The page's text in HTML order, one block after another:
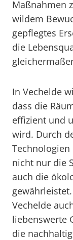
Maßnahmen
wildem
gepflegtes
die
In Vechelde
dass die
effizient und
wird. Durch
nicht nur die
auch die
Vechelde
liebenswerte
die